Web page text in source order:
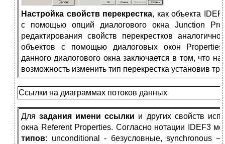
Настройка свойств перекрестка, как объекта
с помощью опций диалогового окна Junction
редактирования свойств перекрестков
объектов с помощью диалоговых окон
данного диалогового окна заключается в том, что
возможность изменить тип перекрестка установив
Ссылки на диаграммах потоков данных
Длязадания имени ссылки и других свойств
окна Referent Properties. Согласно нотации IDEF3
типов: unconditional - безусловные, synchronous